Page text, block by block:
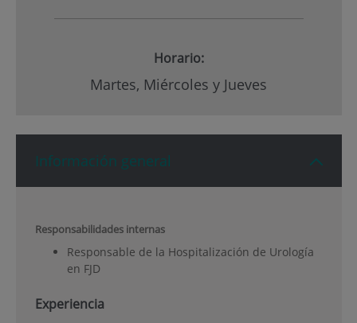
Horario:
Martes, Miércoles y Jueves
Información general
Responsabilidades internas
Responsable de la Hospitalización de Urología
en FJD
Experiencia